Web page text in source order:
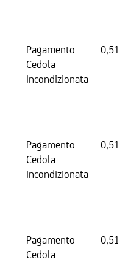
Pagamento
Cedola
Incondizionata
0,51
Pagamento
Cedola
Incondizionata
0,51
Pagamento
Cedola
0,51